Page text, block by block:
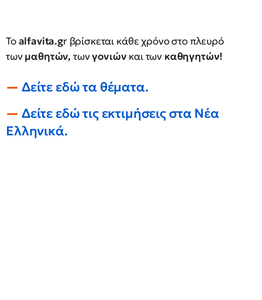
Toalfavita.gr βρίσκεται κάθε χρόνο στο πλευρό
τωνμαθητών, τωνγονιών και των καθηγητών!
Δείτε εδώ τα θέματα.
Δείτε εδώ τις εκτιμήσεις στα Νέα
Ελληνικά.